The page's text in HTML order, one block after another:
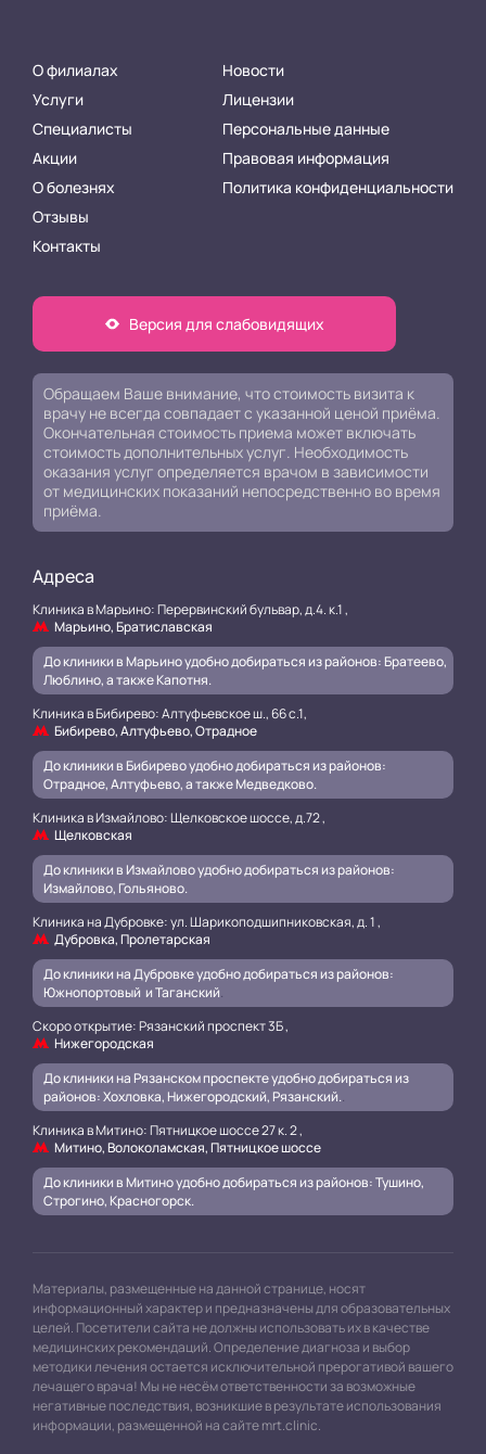
О филиалах
Услуги
Специалисты
Акции
О болезнях
Отзывы
Контакты
Новости
Лицензии
Персональные данные
Правовая информация
Политика конфиденциальности
Версия для слабовидящих
Обращаем Ваше внимание, что стоимость визита к
врачу не всегда совпадает с указанной ценой приёма.
Окончательная стоимость приема может включать
стоимость дополнительных услуг. Необходимость
оказания услуг определяется врачом в зависимости
от медицинских показаний непосредственно во время
приёма.
Адреса
Клиника в Марьино: Перервинский бульвар, д.4. к.1 ,
Марьино, Братиславская
До клиники в Марьино удобно добираться из районов: Братеево,
Люблино, а также Капотня.
Клиника в Бибирево: Алтуфьевское ш., 66 с.1,
Бибирево, Алтуфьево, Отрадное
До клиники в Бибирево удобно добираться из районов:
Отрадное, Алтуфьево, а также Медведково.
Клиника в Измайлово: Щелковское шоссе, д.72 ,
Щелковская
До клиники в Измайлово удобно добираться из районов:
Измайлово, Гольяново.
Клиника на Дубровке: ул. Шарикоподшипниковская, д. 1 ,
Дубровка, Пролетарская
До клиники на Дубровке удобно добираться из районов:
Южнопортовый и Таганский.
Скоро открытие: Рязанский проспект 3Б ,
Нижегородская
До клиники на Рязанском проспекте удобно добираться из
районов: Хохловка, Нижегородский, Рязанский..
Клиника в Митино: Пятницкое шоссе 27 к. 2 ,
Митино, Волоколамская, Пятницкое шоссе
До клиники в Митино удобно добираться из районов: Тушино,
Строгино, Красногорск.
Материалы, размещенные на данной странице, носят
информационный характер и предназначены для образовательных
целей. Посетители сайта не должны использовать их в качестве
медицинских рекомендаций. Определение диагноза и выбор
методики лечения остается исключительной прерогативой вашего
лечащего врача! Мы не несём ответственности за возможные
негативные последствия, возникшие в результате использования
информации, размещенной на сайте mrt.clinic.